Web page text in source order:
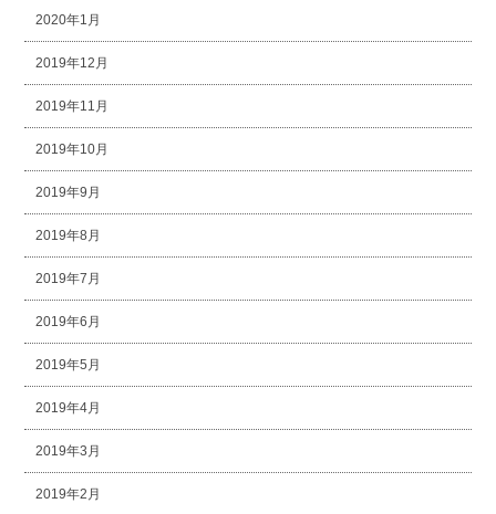
2020年1月
2019年12月
2019年11月
2019年10月
2019年9月
2019年8月
2019年7月
2019年6月
2019年5月
2019年4月
2019年3月
2019年2月